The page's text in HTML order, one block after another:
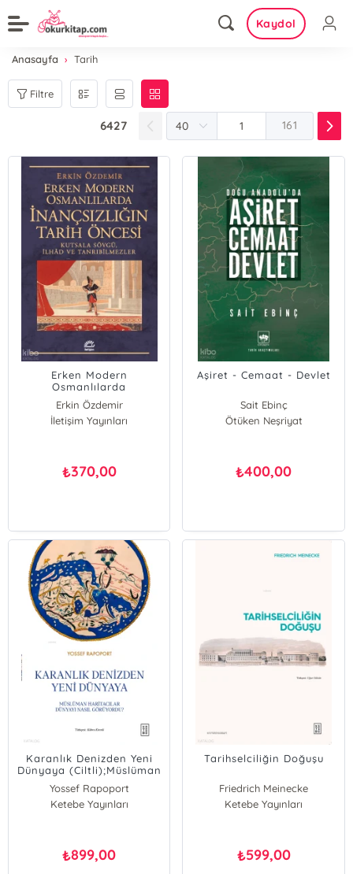
Kaydol
Anasayfa Tarih
Filtre
6427 161
Erken Modern
Osmanlılarda
İnançsızlığın Tarih Öncesi;
Kutsala Sövgü, İlhâd ve
Tanrıbilmezler
Erkin Özdemir
İletişim Yayınları
₺370,00
Aşiret - Cemaat - Devlet
Sait Ebinç
Ötüken Neşriyat
₺400,00
Karanlık Denizden Yeni
Dünyaya (Ciltli);Müslüman
Haritacılar Dünyayı Nasıl
Görüyordu?
Yossef Rapoport
Ketebe Yayınları
₺899,00
Tarihselciliğin Doğuşu
Friedrich Meinecke
Ketebe Yayınları
₺599,00